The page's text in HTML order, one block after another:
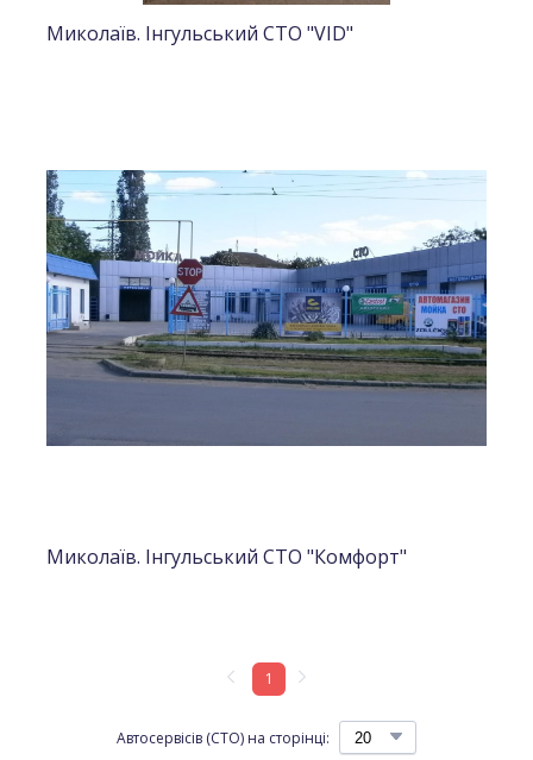
Миколаїв. Iнгульський СТО "VID"
Миколаїв. Iнгульський СТО "Комфорт"
Автосервісів (СТО) на сторінці:
1